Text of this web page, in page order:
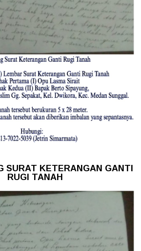
SURAT KETERANGAN GANTI
RUGI TANAH